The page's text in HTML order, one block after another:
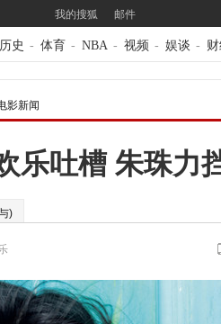
我的搜狐 邮件
历史 - 体育 - NBA - 视频 - 娱谈 -
影新闻
乐吐槽 朱珠力
)